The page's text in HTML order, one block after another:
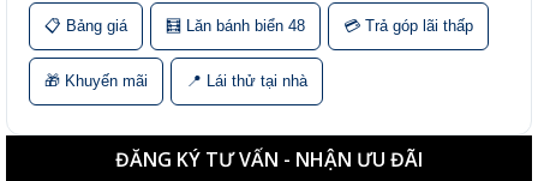
📋 Bảng giá 🧮 Lăn bánh biển 48 💳 Trả góp lãi thấp
🎁 Khuyến mãi 📍 Lái thử tại nhà
ĐĂNG KÝ TƯ VẤN - NHẬN ƯU ĐÃI